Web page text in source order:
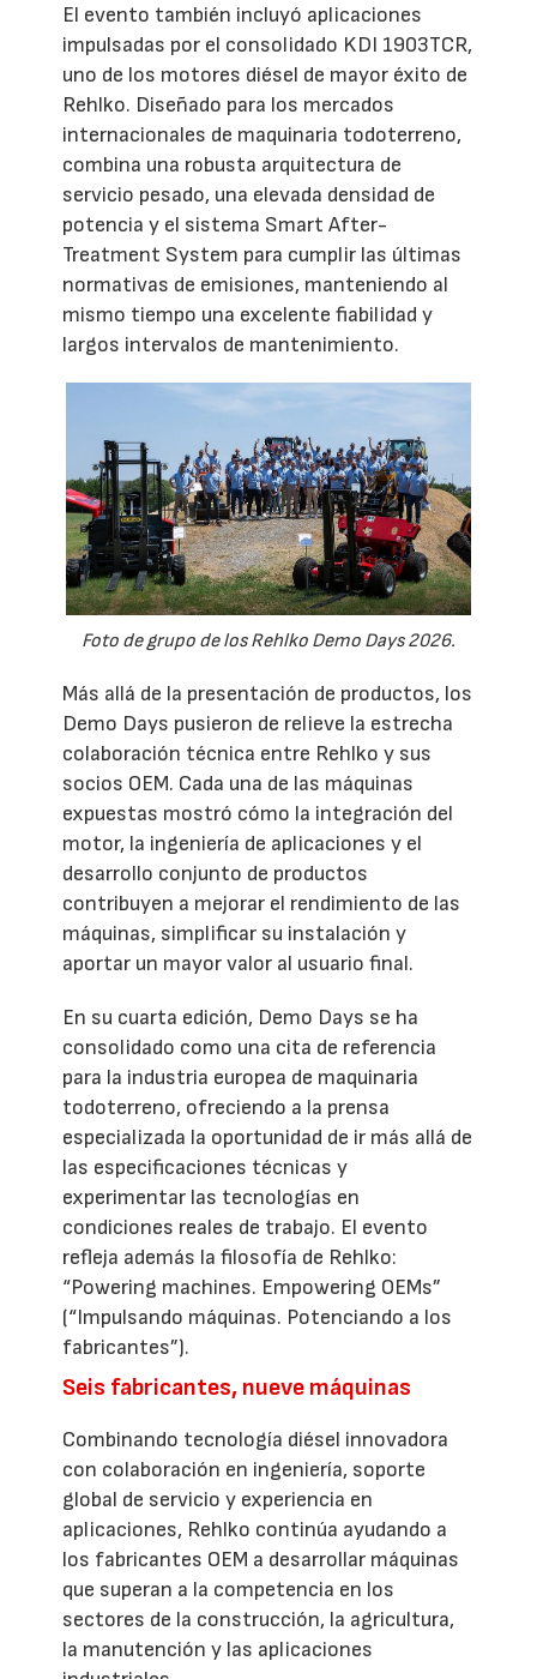
El evento también incluyó aplicaciones
impulsadas por el consolidado KDI 1903TCR,
uno de los motores diésel de mayor éxito de
Rehlko. Diseñado para los mercados
internacionales de maquinaria todoterreno,
combina una robusta arquitectura de
servicio pesado, una elevada densidad de
potencia y el sistema Smart After-
Treatment System para cumplir las últimas
normativas de emisiones, manteniendo al
mismo tiempo una excelente fiabilidad y
largos intervalos de mantenimiento.
Foto de grupo de los Rehlko Demo Days 2026.
Más allá de la presentación de productos, los
Demo Days pusieron de relieve la estrecha
colaboración técnica entre Rehlko y sus
socios OEM. Cada una de las máquinas
expuestas mostró cómo la integración del
motor, la ingeniería de aplicaciones y el
desarrollo conjunto de productos
contribuyen a mejorar el rendimiento de las
máquinas, simplificar su instalación y
aportar un mayor valor al usuario final.
En su cuarta edición, Demo Days se ha
consolidado como una cita de referencia
para la industria europea de maquinaria
todoterreno, ofreciendo a la prensa
especializada la oportunidad de ir más allá de
las especificaciones técnicas y
experimentar las tecnologías en
condiciones reales de trabajo. El evento
refleja además la filosofía de Rehlko:
“Powering machines. Empowering OEMs”
(“Impulsando máquinas. Potenciando a los
fabricantes”).
Seis fabricantes, nueve máquinas
Combinando tecnología diésel innovadora
con colaboración en ingeniería, soporte
global de servicio y experiencia en
aplicaciones, Rehlko continúa ayudando a
los fabricantes OEM a desarrollar máquinas
que superan a la competencia en los
sectores de la construcción, la agricultura,
la manutención y las aplicaciones